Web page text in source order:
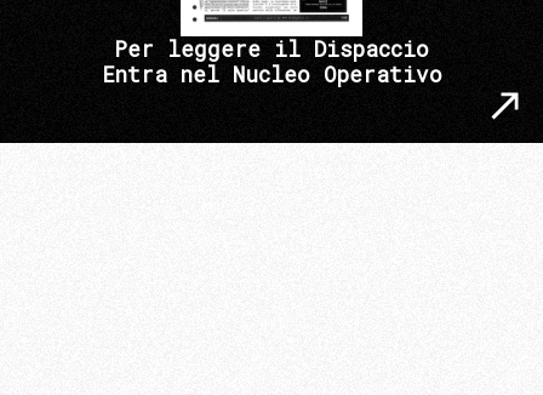
Per leggere il Dispaccio
Entra nel Nucleo Operativo